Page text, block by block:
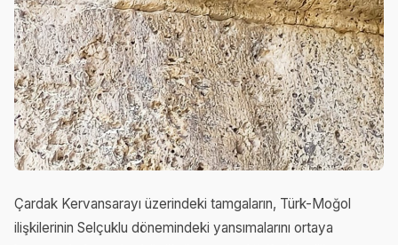
Çardak Kervansarayı üzerindeki tamgaların, Türk-Moğol
ilişkilerinin Selçuklu dönemindeki yansımalarını ortaya